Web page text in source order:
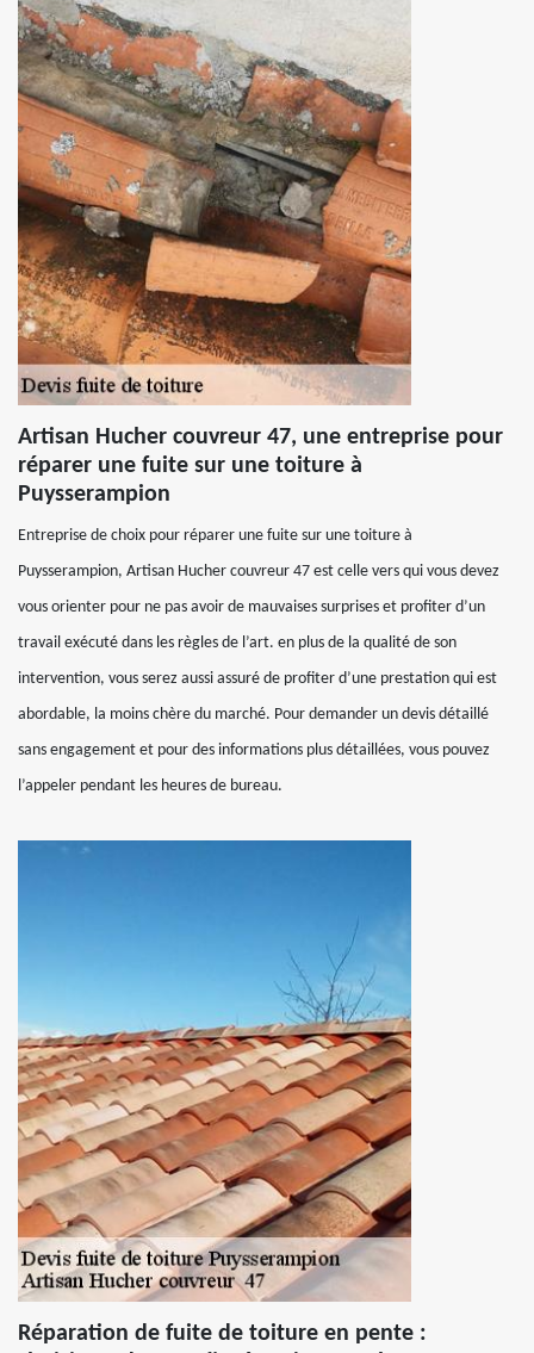
Artisan Hucher couvreur 47, une entreprise pour
réparer une fuite sur une toiture à
Puysserampion
Entreprise de choix pour réparer une fuite sur une toiture à
Puysserampion, Artisan Hucher couvreur 47 est celle vers qui vous devez
vous orienter pour ne pas avoir de mauvaises surprises et profiter d’un
travail exécuté dans les règles de l’art. en plus de la qualité de son
intervention, vous serez aussi assuré de profiter d’une prestation qui est
abordable, la moins chère du marché. Pour demander un devis détaillé
sans engagement et pour des informations plus détaillées, vous pouvez
l’appeler pendant les heures de bureau.
Réparation de fuite de toiture en pente :